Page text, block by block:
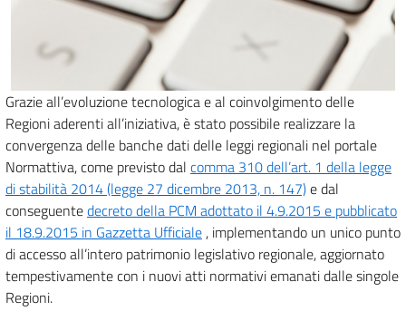
Grazie all’evoluzione tecnologica e al coinvolgimento delle
Regioni aderenti all’iniziativa, è stato possibile realizzare la
convergenza delle banche dati delle leggi regionali nel portale
Normattiva, come previsto dal comma 310 dell’art. 1 della legge
di stabilità 2014 (legge 27 dicembre 2013, n. 147)e dal
conseguentedecreto della PCM adottato il 4.9.2015 e pubblicato
il 18.9.2015 in Gazzetta Ufficiale , implementando un unico punto
di accesso all’intero patrimonio legislativo regionale, aggiornato
tempestivamente con i nuovi atti normativi emanati dalle singole
Regioni.